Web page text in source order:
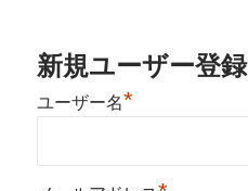
新規ユーザー登録
ユーザー名*